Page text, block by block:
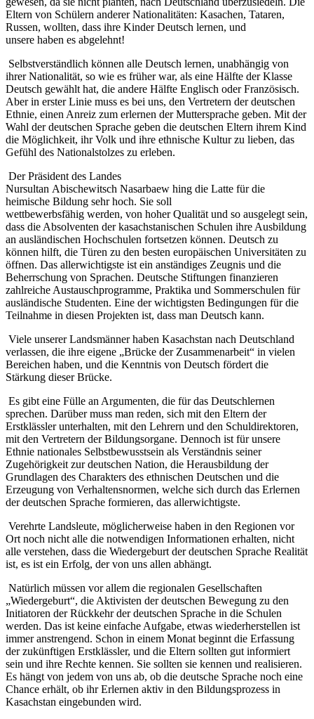
Eltern von Schülern anderer Nationalitäten: Kasachen, Tataren,
Russen, wollten, dass ihre Kinder Deutsch lernen, und
unsere haben es abgelehnt!
Selbstverständlich können alle Deutsch lernen, unabhängig von
ihrer Nationalität, so wie es früher war, als eine Hälfte der Klasse
Deutsch gewählt hat, die andere Hälfte Englisch oder Französisch.
Aber in erster Linie muss es bei uns, den Vertretern der deutschen
Ethnie, einen Anreiz zum erlernen der Muttersprache geben. Mit der
Wahl der deutschen Sprache geben die deutschen Eltern ihrem Kind
die Möglichkeit, ihr Volk und ihre ethnische Kultur zu lieben, das
Gefühl des Nationalstolzes zu erleben.
Der Präsident des Landes
Nursultan Abischewitsch Nasarbaew hing die Latte für die
heimische Bildung sehr hoch. Sie soll
wettbewerbsfähig werden, von hoher Qualität und so ausgelegt sein,
dass die Absolventen der kasachstanischen Schulen ihre Ausbildung
an ausländischen Hochschulen fortsetzen können. Deutsch zu
können hilft, die Türen zu den besten europäischen Universitäten zu
öffnen. Das allerwichtigste ist ein anständiges Zeugnis und die
Beherrschung von Sprachen. Deutsche Stiftungen finanzieren
zahlreiche Austauschprogramme, Praktika und Sommerschulen für
ausländische Studenten. Eine der wichtigsten Bedingungen für die
Teilnahme in diesen Projekten ist, dass man Deutsch kann.
Viele unserer Landsmänner haben Kasachstan nach Deutschland
verlassen, die ihre eigene „Brücke der Zusammenarbeit“ in vielen
Bereichen haben, und die Kenntnis von Deutsch fördert die
Stärkung dieser Brücke.
Es gibt eine Fülle an Argumenten, die für das Deutschlernen
sprechen. Darüber muss man reden, sich mit den Eltern der
Erstklässler unterhalten, mit den Lehrern und den Schuldirektoren,
mit den Vertretern der Bildungsorgane. Dennoch ist für unsere
Ethnie nationales Selbstbewusstsein als Verständnis seiner
Zugehörigkeit zur deutschen Nation, die Herausbildung der
Grundlagen des Charakters des ethnischen Deutschen und die
Erzeugung von Verhaltensnormen, welche sich durch das Erlernen
der deutschen Sprache formieren, das allerwichtigste.
Verehrte Landsleute, möglicherweise haben in den Regionen vor
Ort noch nicht alle die notwendigen Informationen erhalten, nicht
alle verstehen, dass die Wiedergeburt der deutschen Sprache Realität
ist, es ist ein Erfolg, der von uns allen abhängt.
Natürlich müssen vor allem die regionalen Gesellschaften
„Wiedergeburt“, die Aktivisten der deutschen Bewegung zu den
Initiatoren der Rückkehr der deutschen Sprache in die Schulen
werden. Das ist keine einfache Aufgabe, etwas wiederherstellen ist
immer anstrengend. Schon in einem Monat beginnt die Erfassung
der zukünftigen Erstklässler, und die Eltern sollten gut informiert
sein und ihre Rechte kennen. Sie sollten sie kennen und realisieren.
Es hängt von jedem von uns ab, ob die deutsche Sprache noch eine
Chance erhält, ob ihr Erlernen aktiv in den Bildungsprozess in
Kasachstan eingebunden wird.